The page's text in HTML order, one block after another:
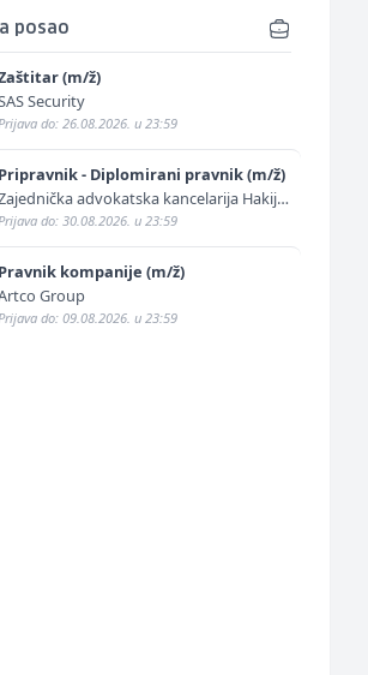
posao
(m/ž)
Security
do: 26.08.2026. u 23:59
Pripravnik - Diplomirani pravnik (m/ž)
advokatska kancelarija Hakija
Kurtović i Adis Kurtović
do: 30.08.2026. u 23:59
Pravnik kompanije (m/ž)
Group
do: 09.08.2026. u 23:59